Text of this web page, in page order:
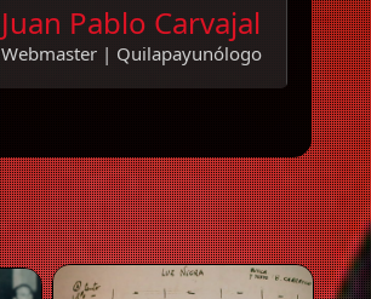
Juan Pablo Carvajal
Webmaster | Quilapayunólogo